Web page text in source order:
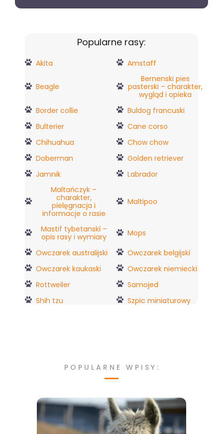
Popularne rasy:
Akita Amstaff
Beagle
Bernenski pies
pasterski – charakter,
wygląd i opieka
Border collie
Buldog francuski
Bulterier
Cane corso
Chihuahua
Chow chow
Doberman
Golden retriever
Jamnik
Labrador
Maltańczyk –
charakter,
pielęgnacja i
informacje o rasie
Maltipoo
Mastif tybetanski –
opis rasy i wymiary
Mops
Owczarek australijski
Owczarek belgijski
Owczarek kaukaski
Owczarek niemiecki
Rottweiler
Samojed
Shih tzu
Szpic miniaturowy
POPULARNE WPISY: